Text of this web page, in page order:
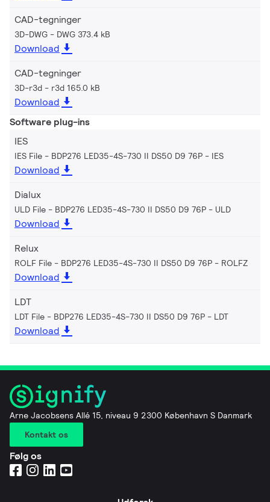
CAD-tegninger
3D-DWG DWG 373.4 kB
Download
CAD-tegninger
3D-r3d r3d 165.0 kB
Download
Software plug-ins
IES
IES File - BDP276 LED35-4S-730 II DS50 D9 76P IES
Download
Dialux
ULD File - BDP276 LED35-4S-730 II DS50 D9 76P ULD
Download
Relux
ROLF File - BDP276 LED35-4S-730 II DS50 D9 76P ROLFZ
Download
LDT
LDT File - BDP276 LED35-4S-730 II DS50 D9 76P LDT
Download
Arne Jacobsens Allé 15, niveau 9 2300 København S Danmark
Kontakt os
Følg os